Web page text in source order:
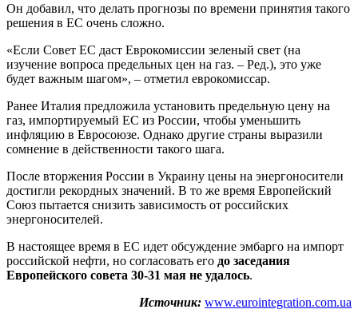
Он добавил, что делать прогнозы по времени принятия такого
решения в ЕС очень сложно.
«Если Совет ЕС даст Еврокомиссии зеленый свет (на
изучение вопроса предельных цен на газ. – Ред.), это уже
будет важным шагом», – отметил еврокомиссар.
Ранее Италия предложила установить предельную цену на
газ, импортируемый ЕС из России, чтобы уменьшить
инфляцию в Евросоюзе. Однако другие страны выразили
сомнение в действенности такого шага.
После вторжения России в Украину цены на энергоносители
достигли рекордных значений. В то же время Европейский
Союз пытается снизить зависимость от российских
энергоносителей.
В настоящее время в ЕС идет обсуждение эмбарго на импорт
российской нефти, но согласовать его до заседания
Европейского совета 30-31 мая не удалось.
Источник: www.eurointegration.com.ua